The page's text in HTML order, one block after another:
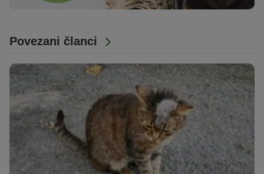
Povezani članci